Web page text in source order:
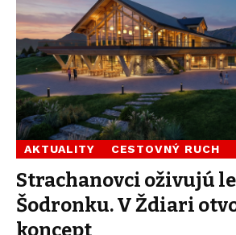
AKTUALITY CESTOVNÝ RUCH
Strachanovci oživujú
Šodronku. V Ždiari
koncept